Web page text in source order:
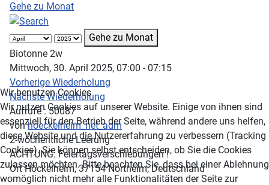
Gehe zu Monat
Gehe zu Monat
Biotonne 2w
Mittwoch, 30. April 2025, 07:00 - 07:15
Vorherige Wiederholung
Nächste Wiederholung
Aufrufe: 50087
vonhoeckelheim_net_adm
2-wöchentliche Leerung
ACHTUNG: Feiertagsverschiebungen !
OrtHöckelheim, 37154 Northeim, Deutschland
Wir benutzen Cookies
Wir nutzen Cookies auf unserer Website. Einige von ihnen sind
essenziell für den Betrieb der Seite, während andere uns helfen,
diese Website und die Nutzererfahrung zu verbessern (Tracking
Cookies). Sie können selbst entscheiden, ob Sie die Cookies
zulassen möchten. Bitte beachten Sie, dass bei einer Ablehnung
womöglich nicht mehr alle Funktionalitäten der Seite zur